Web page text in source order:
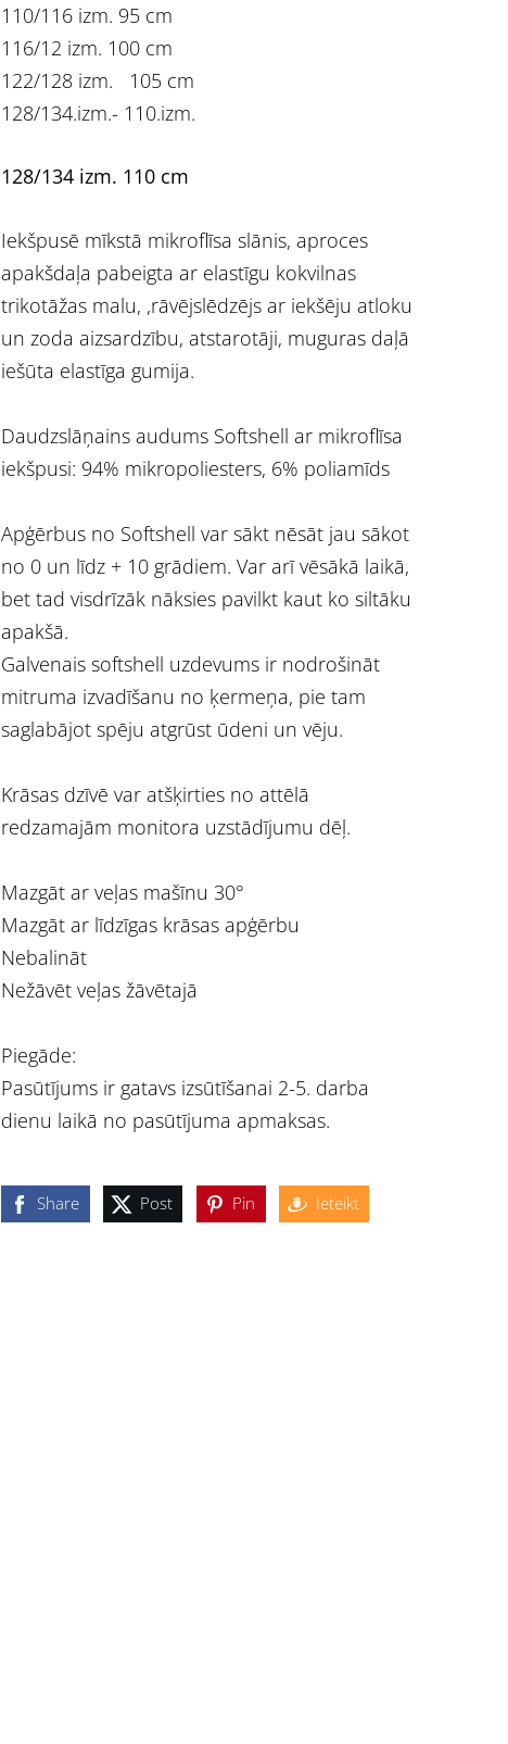
110/116 izm. 95 cm
116/12 izm. 100 cm
122/128 izm. 105 cm
128/134.izm.- 110.izm.
128/134 izm. 110 cm
Iekšpusē mīkstā mikroflīsa slānis, aproces
apakšdaļa pabeigta ar elastīgu kokvilnas
trikotāžas malu, ,rāvējslēdzējs ar iekšēju atloku
un zoda aizsardzību, atstarotāji, muguras daļā
iešūta elastīga gumija.
Daudzslāņains audums Softshell ar mikroflīsa
iekšpusi: 94% mikropoliesters, 6% poliamīds
Apģērbus no Softshell var sākt nēsāt jau sākot
no 0 un līdz + 10 grādiem. Var arī vēsākā laikā,
bet tad visdrīzāk nāksies pavilkt kaut ko siltāku
apakšā.
Galvenais softshell uzdevums ir nodrošināt
mitruma izvadīšanu no ķermeņa, pie tam
saglabājot spēju atgrūst ūdeni un vēju.
Krāsas dzīvē var atšķirties no attēlā
redzamajām monitora uzstādījumu dēļ.
Mazgāt ar veļas mašīnu 30°
Mazgāt ar līdzīgas krāsas apģērbu
Nebalināt
Nežāvēt veļas žāvētajā
Piegāde:
Pasūtījums ir gatavs izsūtīšanai 2-5. darba
dienu laikā no pasūtījuma apmaksas.
Share Post Pin Ieteikt